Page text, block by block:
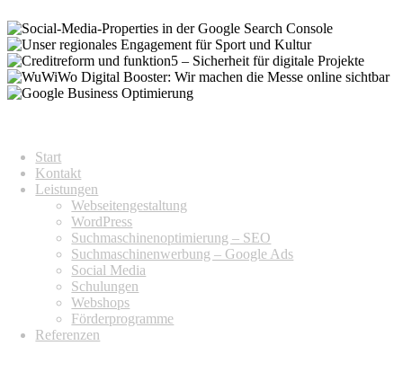
Start
Kontakt
Leistungen
Webseitengestaltung
WordPress
Suchmaschinenoptimierung – SEO
Suchmaschinenwerbung – Google Ads
Social Media
Schulungen
Webshops
Förderprogramme
Referenzen